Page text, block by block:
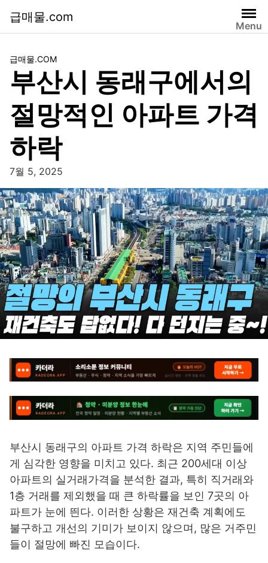
급매물.com
Menu
급매물.COM
부산시 동래구에서의
절망적인 아파트 가격
하락
7월 5, 2025
부산시 동래구의 아파트 가격 하락은 지역 주민들에
게 심각한 영향을 미치고 있다. 최근 200세대 이상
아파트의 실거래가격을 분석한 결과, 특히 직거래와
1층 거래를 제외했을 때 큰 하락률을 보인 7곳의 아
파트가 눈에 띈다. 이러한 상황은 재건축 계획에도
불구하고 개선의 기미가 보이지 않으며, 많은 거주민
들이 절망에 빠진 모습이다.